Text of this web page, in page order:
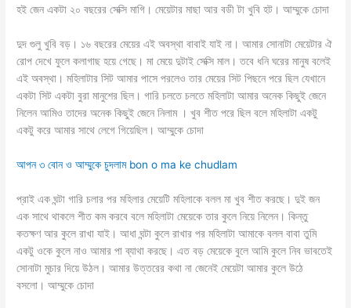
হই জেন একটা ২০ বছরের সেক্সি মাগি। মেয়েটার মাছা আর বডী টা খুবি হট। আম্মুকে চোদা
দুদ গুলু খুবি বড়। ১৬ বছরের মেয়ের এই অবস্থা বাবাই যাই না। আমার সোনাটা মেয়েটার ঐ
রোপ দেখে ফুলে কলাগাছ হয়ে গেছে। মা মেয়ে দুটাই সেক্সি মাল। তবে ধনি ঘরের মানুষ বলেই
এই অবস্থা। মহিলাটার সিট আমার পাসে পরলেও তার মেয়ের সিট পিছনে পরে ছিল যেখানে
একটা সিট একটা বুরা মানুশের ছিল। গারি চলতে চলতে মহিলাটা আমার অনেক কিছুই জেনে
নিলেন আমিও তাদের অনেক কিছুই জেনে নিলাম । খুব শীত পরে ছিল বলে মহিলাটা একটু
একটু করে আমার সাথে লেগে গিয়েছিল। আম্মুকে চোদা
আপন ৩ বোন ও আম্মুকে চুদলাম bon o ma ke chudlam
প্রাই এক ঘন্টা গারি চলার পর মহিলার মেয়েটি মহিলাকে বলল মা খুব শীত করছে। দুই জন
এক সাথে থাকলে শীত কম করবে বলে মহিলাটা মেয়েকে তার কুলে নিয়ে নিলেন। কিন্তু
কতক্ষণ আর কুলে রাখা যাই। আধা ঘন্টা কুলে রাখার পর মহিলাটা আমাকে বলল বাবা তুমি
একটু ওকে কুলে নাও আমার পা ব্যাথা করছে। এত বড় মেয়েকে বুলে আমি কুলে নিব ভাবতেই
সোনাটা মুচার দিয়ে উঠল। আমার উত্তরের কথা না জেনেই মেয়েটা আমার কুলে উঠে
বসলো। আম্মুকে চোদা